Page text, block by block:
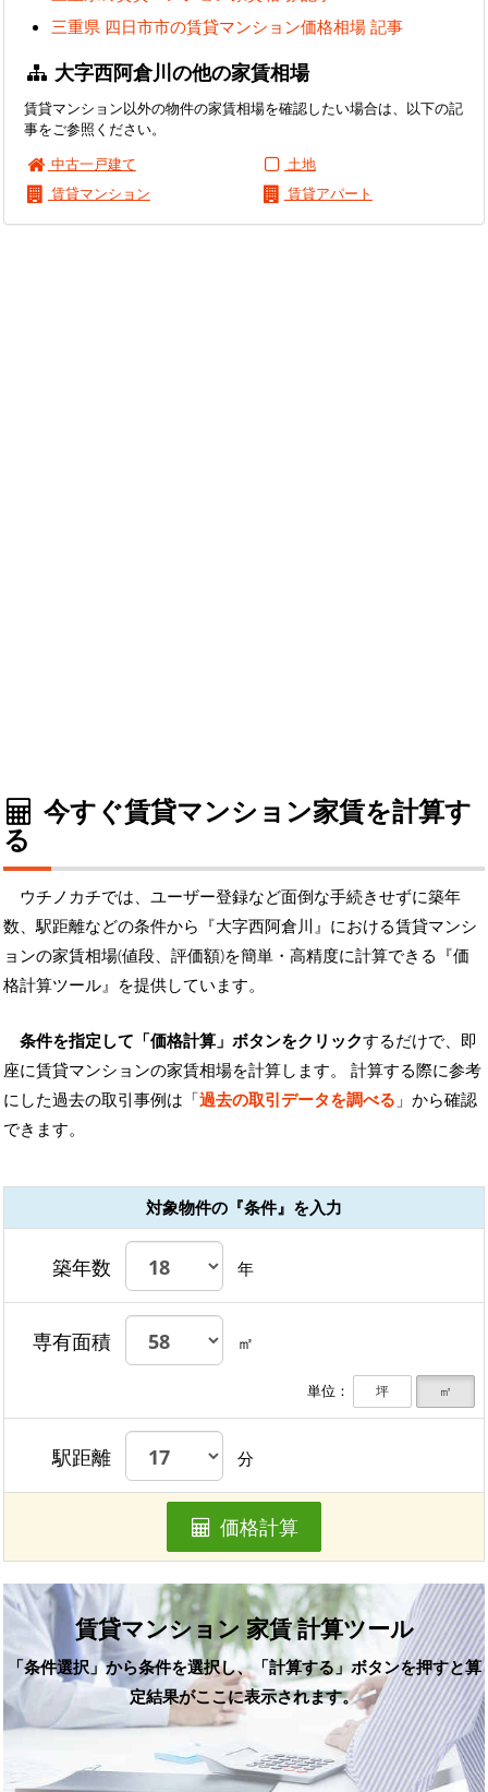
三重県 四日市市の賃貸マンション価格相場 記事
大字西阿倉川の他の家賃相場
賃貸マンション以外の物件の家賃相場を確認したい場合は、以下の記
事をご参照ください。
中古一戸建て
土地
賃貸マンション
賃貸アパート
今すぐ賃貸マンション家賃を計算す
る
ウチノカチでは、ユーザー登録など面倒な手続きせずに築年
数、駅距離などの条件から『大字西阿倉川』における賃貸マンシ
ョンの家賃相場(値段、評価額)を簡単・高精度に計算できる『価
格計算ツール』を提供しています。
条件を指定して「価格計算」ボタンをクリックするだけで、即
座に賃貸マンションの家賃相場を計算します。 計算する際に参考
にした過去の取引事例は「過去の取引データを調べる 」から確認
できます。
対象物件の『条件』を入力
築年数 年
専有面積 ㎡
単位： 坪 ㎡
駅距離 分
価格計算
賃貸マンション 家賃 計算ツール
「条件選択」から条件を選択し、「計算する」ボタンを押すと算
定結果がここに表示されます。